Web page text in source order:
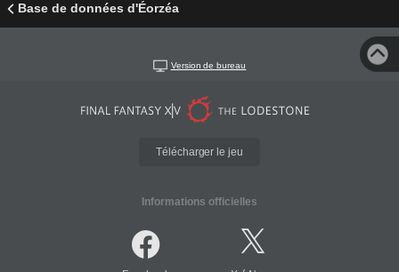
Base de données d'Éorzéa
Version de bureau
Télécharger le jeu
Informations officielles